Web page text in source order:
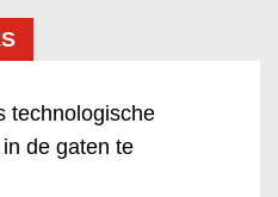
technologische
de gaten te